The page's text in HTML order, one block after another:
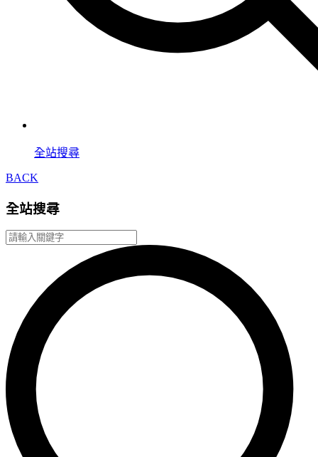
全站搜尋
BACK
全站搜尋